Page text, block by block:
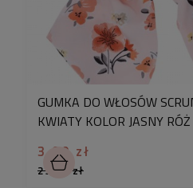
GUMKA DO WŁOSÓW
KWIATY KOLOR JASNY RÓŻ
3,90 zł
29,90 zł